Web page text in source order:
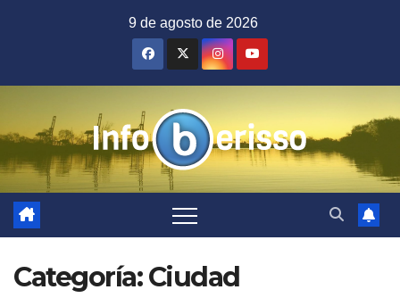
9 de agosto de 2026
Categoría:Ciudad